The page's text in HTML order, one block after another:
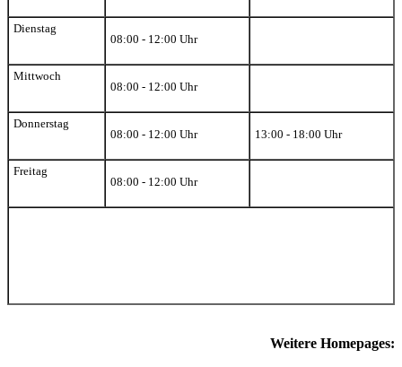
Dienstag
08:00 - 12:00 Uhr
Mittwoch
08:00 - 12:00 Uhr
Donnerstag
08:00 - 12:00 Uhr
13:00 - 18:00 Uhr
Freitag
08:00 - 12:00 Uhr
Weitere Homepages: